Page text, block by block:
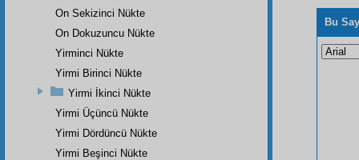
Bu
On Sekizinci Nükte
On Dokuzuncu Nükte
Yirminci Nükte
Yirmi Birinci Nükte
Yirmi İkinci Nükte
Yirmi Üçüncü Nükte
Yirmi Dördüncü Nükte
Yirmi Beşinci Nükte